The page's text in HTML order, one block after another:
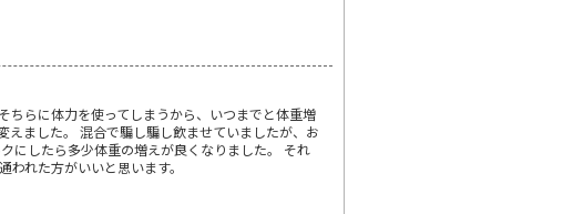
ちらに体力を使ってしまうから、いつまでと体重増
ました。 混合で騙し騙し飲ませていましたが、お
にしたら多少体重の増えが良くなりました。 それ
れた方がいいと思います。